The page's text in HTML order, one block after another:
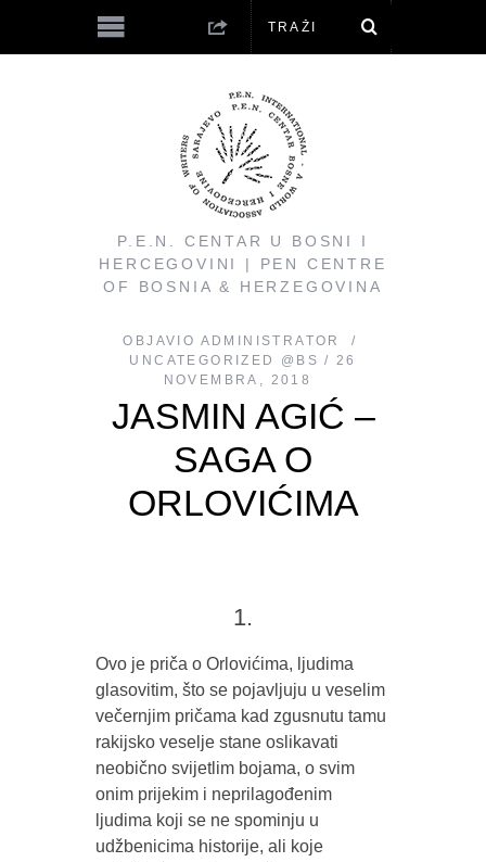
P.E.N. CENTAR U BOSNI I
HERCEGOVINI | PEN CENTRE
OF BOSNIA & HERZEGOVINA
OBJAVIO ADMINISTRATOR
UNCATEGORIZED @BS
26
NOVEMBRA, 2018
JASMIN AGIĆ –
SAGA O
ORLOVIĆIMA
1.
Ovo je priča o Orlovićima, ljudima
glasovitim, što se pojavljuju u veselim
večernjim pričama kad zgusnutu tamu
rakijsko veselje stane oslikavati
neobično svijetlim bojama, o svim
onim prijekim i neprilagođenim
ljudima koji se ne spominju u
udžbenicima historije, ali koje